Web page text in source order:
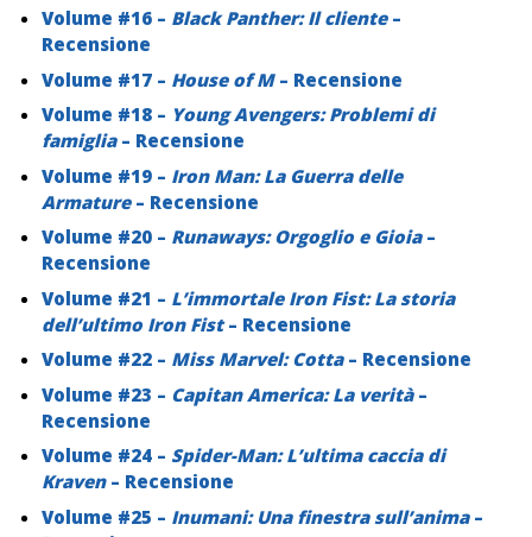
Volume #16 – Black Panther: Il cliente–
Recensione
Volume #17 – House of M– Recensione
Volume #18 – Young Avengers: Problemi di
famiglia– Recensione
Volume #19 – Iron Man: La Guerra delle
Armature– Recensione
Volume #20 – Runaways: Orgoglio e Gioia–
Recensione
Volume #21 – L’immortale Iron Fist: La storia
dell’ultimo Iron Fist– Recensione
Volume #22 – Miss Marvel: Cotta– Recensione
Volume #23 – Capitan America: La verità–
Recensione
Volume #24 – Spider-Man: L’ultima caccia di
Kraven– Recensione
Volume #25 – Inumani: Una finestra sull’anima–